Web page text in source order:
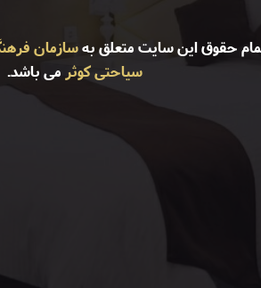
حقوق این سایت متعلق بهسازمان
سیاحتی کوثر می باشد.